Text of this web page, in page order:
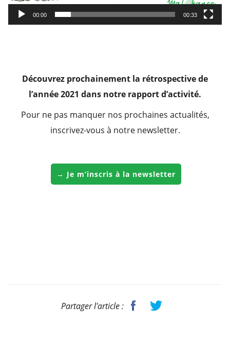
00:00 00:33
Découvrez prochainement la rétrospective de
l’année 2021 dans notre rapport d’activité.
Pour ne pas manquer nos prochaines actualités,
inscrivez-vous à notre newsletter.
→ Je m’inscris à la newsletter
Partager l'article :